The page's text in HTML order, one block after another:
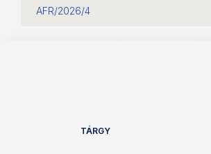
AFR/2026/4
TÁRGY